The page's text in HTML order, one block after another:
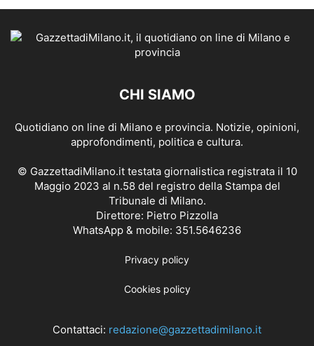
CHI SIAMO
Quotidiano on line di Milano e provincia. Notizie, opinioni,
approfondimenti, politica e cultura.
© GazzettadiMilano.it testata giornalistica registrata il 10
Maggio 2023 al n.58 del registro della Stampa del
Tribunale di Milano.
Direttore: Pietro Pizzolla
WhatsApp & mobile: 351.5646236
Privacy policy
Cookies policy
Contattaci: redazione@gazzettadimilano.it